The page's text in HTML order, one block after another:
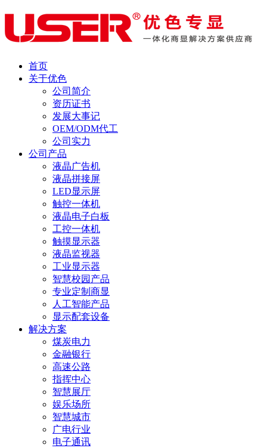
首页
关于优色
公司简介
资历证书
发展大事记
OEM/ODM代工
公司实力
公司产品
液晶广告机
液晶拼接屏
LED显示屏
触控一体机
液晶电子白板
工控一体机
触摸显示器
液晶监视器
工业显示器
智慧校园产品
专业定制商显
人工智能产品
显示配套设备
解决方案
煤炭电力
金融银行
高速公路
指挥中心
智慧展厅
娱乐场所
智慧城市
广电行业
电子通讯